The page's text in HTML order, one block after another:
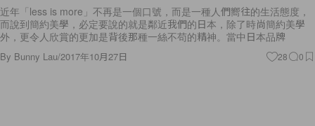
近年「less is more」不再是一個口號，而是一種人們嚮往的生活態度，
而說到簡約美學，必定要說的就是鄰近我們的日本，除了時尚簡約美學
外，更令人欣賞的更加是背後那種一絲不苟的精神。當中日本品牌
By Bunny Lau/2017年10月27日 28 0